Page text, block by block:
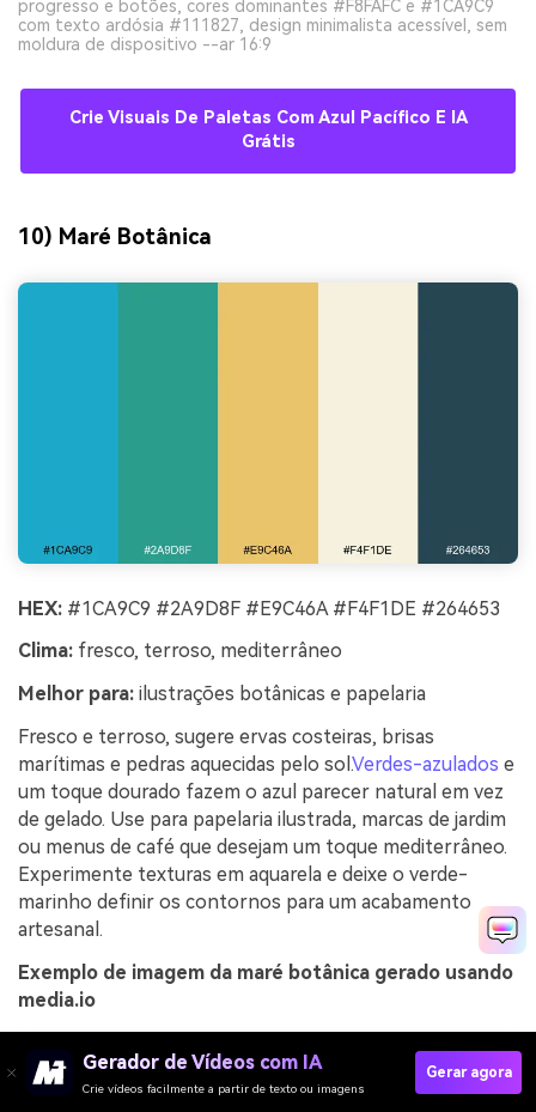
progresso e botões, cores dominantes #F8FAFC e #1CA9C9
com texto ardósia #111827, design minimalista acessível, sem
moldura de dispositivo --ar 16:9
Crie Visuais De Paletas Com Azul Pacífico E IA
Grátis
10) Maré Botânica
HEX: #1CA9C9 #2A9D8F #E9C46A #F4F1DE #264653
Clima: fresco, terroso, mediterrâneo
Melhor para: ilustrações botânicas e papelaria
Fresco e terroso, sugere ervas costeiras, brisas
marítimas e pedras aquecidas pelo sol.Verdes-azulados e
um toque dourado fazem o azul parecer natural em vez
de gelado. Use para papelaria ilustrada, marcas de jardim
ou menus de café que desejam um toque mediterrâneo.
Experimente texturas em aquarela e deixe o verde-
marinho definir os contornos para um acabamento
artesanal.
Exemplo de imagem da maré botânica gerado usando
media.io
Gerador de Vídeos com IA
Crie vídeos facilmente a partir de texto ou imagens
Gerar agora